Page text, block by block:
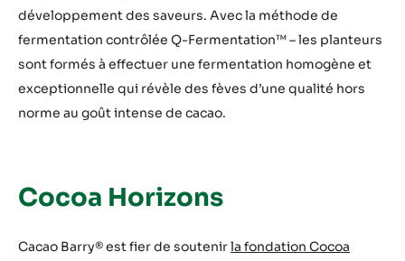
développement des saveurs. Avec la méthode de
fermentation contrôlée Q-Fermentation™ – les planteurs
sont formés à effectuer une fermentation homogène et
exceptionnelle qui révèle des fèves d’une qualité hors
norme au goût intense de cacao.
Cocoa Horizons
Cacao Barry® est fier de soutenirla fondation Cocoa